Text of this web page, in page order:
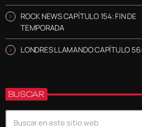
ROCK NEWS CAPÍTULO 154: FIN DE
TEMPORADA
LONDRES LLAMANDO CAPÍTULO 56:
BUSCAR